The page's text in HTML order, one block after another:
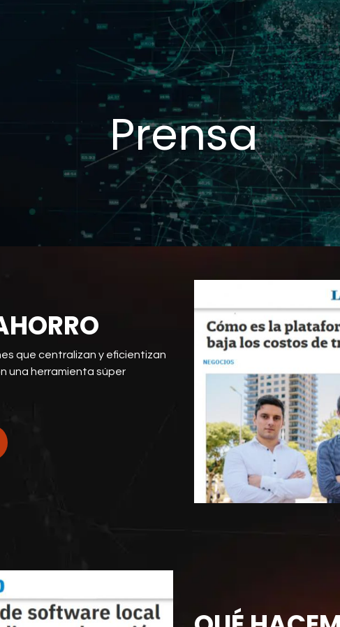
Servicios Nosotros
Prensa
que centralizan y eficientizan
una herramienta súper